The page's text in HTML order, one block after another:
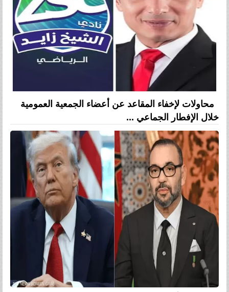
محاولات لإخفاء المقاعد عن أعضاء الجمعية العمومية
خلال الإفطار الجماعي ...